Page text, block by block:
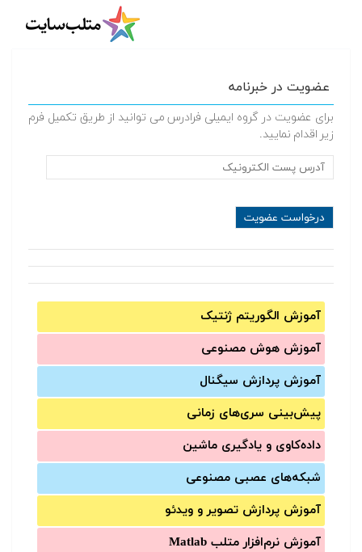
عضویت در خبرنامه
برای عضویت در گروه ایمیلی فرادرس می توانید از طریق تکمیل فرم
زیر اقدام نمایید.
آموزش الگوریتم ژنتیک
آموزش‌ هوش مصنوعی
آموزش‌ پردازش سیگنال
پیش‌‌بینی سری‌‌های زمانی
داده‌کاوی و یادگیری ماشین
شبکه‌های عصبی مصنوعی
آموزش‌ پردازش تصویر و ویدئو
آموزش‌ نرم‌افزار متلب Matlab